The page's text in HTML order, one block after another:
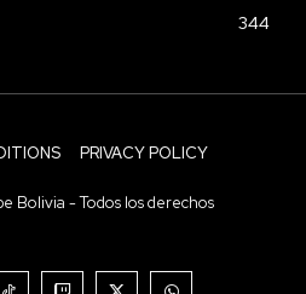
344
PRIVACY POLICY
Bolivia - Todos los derechos